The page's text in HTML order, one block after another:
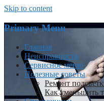
Skip to content
Primary Menu
Главная
Неисправности
Сервисное меню
Полезные советы
Ремонт
Как уменьшить